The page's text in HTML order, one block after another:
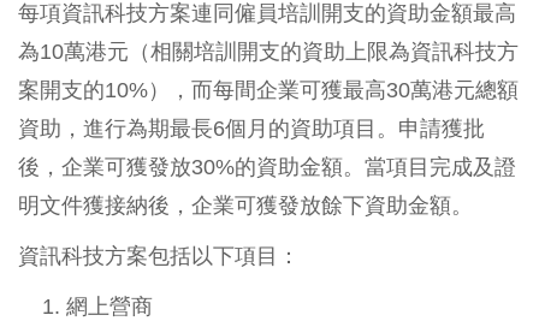
每項資訊科技方案連同僱員培訓開支的資助金額最高
為10萬港元（相關培訓開支的資助上限為資訊科技方
案開支的10%），而每間企業可獲最高30萬港元總額
資助，進行為期最長6個月的資助項目。申請獲批
後，企業可獲發放30%的資助金額。當項目完成及證
明文件獲接納後，企業可獲發放餘下資助金額。
資訊科技方案包括以下項目：
網上營商